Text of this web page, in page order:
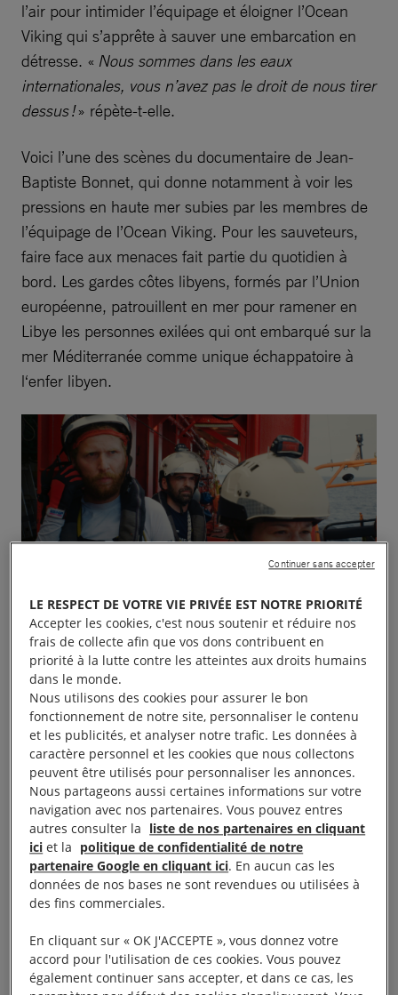
l’air pour intimider l’équipage et éloigner l’Ocean
Viking qui s’apprête à sauver une embarcation en
détresse. « Nous sommes dans les eaux
internationales, vous n’avez pas le droit de nous tirer
dessus !» répète-t-elle.
Voici l’une des scènes du documentaire de Jean-
Baptiste Bonnet, qui donne notamment à voir les
pressions en haute mer subies par les membres de
l’équipage de l’Ocean Viking. Pour les sauveteurs,
faire face aux menaces fait partie du quotidien à
bord. Les gardes côtes libyens, formés par l’Union
européenne, patrouillent en mer pour ramener en
Libye les personnes exilées qui ont embarqué sur la
mer Méditerranée comme unique échappatoire à
l‘enfer libyen.
© Image du film Save Our Souls de Jean-Baptiste
Bonnet / Andana Films
Les gardes côtes libyens
formés par l’Union
européenne
Sur la route de la Méditerranée centrale,
l’Italie et d’autres pays de l’UE ont renforcé le
contrôle en encourageant les garde-côtes
détresse en mer et à les renvoyer en Libye,
en leur donnant les moyens de le faire. L’UE
LE RESPECT DE VOTRE VIE PRIVÉE EST NOTRE PRIORITÉ
Accepter les cookies, c'est nous soutenir et réduire nos
frais de collecte afin que vos dons contribuent en
priorité à la lutte contre les atteintes aux droits humains
dans le monde.
Nous utilisons des cookies pour assurer le bon
fonctionnement de notre site, personnaliser le contenu
et les publicités, et analyser notre trafic. Les données à
caractère personnel et les cookies que nous collectons
peuvent être utilisés pour personnaliser les annonces.
Nous partageons aussi certaines informations sur votre
navigation avec nos partenaires. Vous pouvez entres
autres consulter la liste de nos partenaires en cliquant
ici et la politique de confidentialité de notre
partenaire Google en cliquant ici. En aucun cas les
données de nos bases ne sont revendues ou utilisées à
des fins commerciales.
En cliquant sur « OK J'ACCEPTE », vous donnez votre
accord pour l'utilisation de ces cookies. Vous pouvez
également continuer sans accepter, et dans ce cas, les
Continuer sans accepter